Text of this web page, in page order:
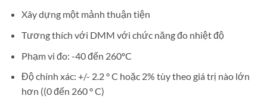
Xây dựng một mảnh thuận tiện
Tương thích với DMM với chức năng đo nhiệt độ
Phạm vi đo: -40 đến 260ºC
Độ chính xác: +/- 2.2 ° C hoặc 2% tùy theo giá trị nào lớn
hơn ((0 đến 260 ° C)